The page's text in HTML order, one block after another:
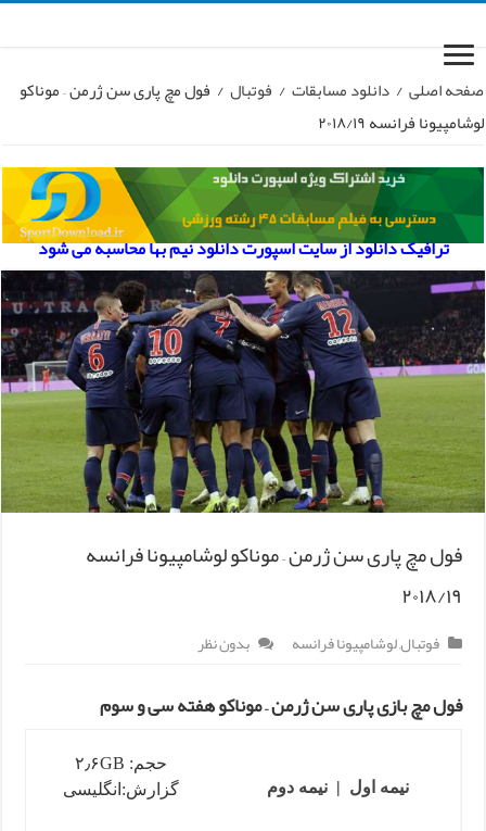
صفحه اصلی / دانلود مسابقات / فوتبال / فول مچ پاری سن ژرمن – موناکو
لوشامپیونا فرانسه ۲۰۱۸/۱۹
ترافیک دانلود از سایت اسپورت دانلود نیم بها محاسبه می شود
فول مچ پاری سن ژرمن – موناکو لوشامپیونا فرانسه
۲۰۱۸/۱۹
فوتبال,لوشامپیونا فرانسه بدون نظر
فول مچ بازی پاری سن ژرمن – موناکو هفته سی و سوم
نیمه اول | نیمه دوم
حجم: ۲٫۶GB
گزارش:انگلیسی